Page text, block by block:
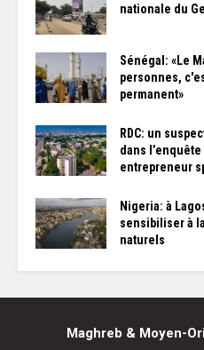
nationale du
Sénégal: «Le
personnes,
permanent»
RDC: un
dans
entrepreneur
Nigeria: à
sensibiliser à
naturels
Maghreb & Moyen-